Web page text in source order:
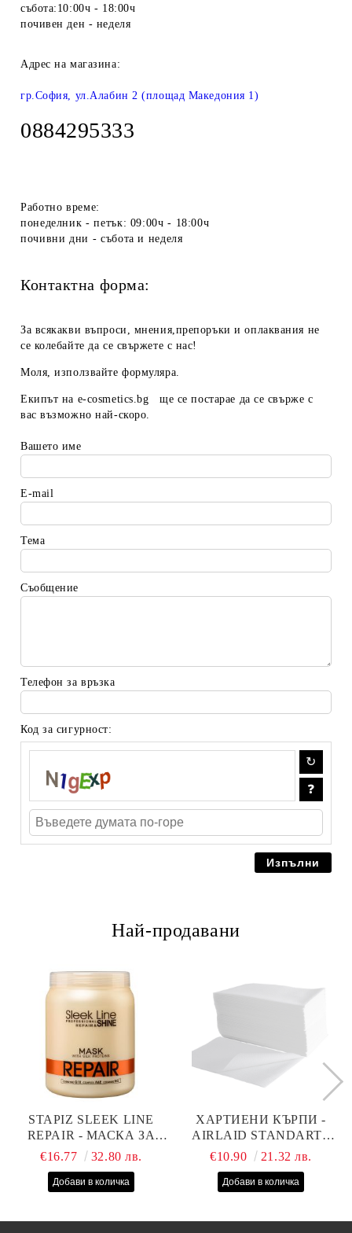
събота:10:00ч - 18:00ч
почивен ден - неделя
Адрес на магазина:
гр.София, ул.Алабин 2 (площад Македония 1)
0884295333
Работно време:
понеделник - петък: 09:00ч - 18:00ч
почивни дни - събота и неделя
Контактна форма:
За всякакви въпроси, мнения,препоръки и оплаквания не
се колебайте да се свържете с нас!
Моля, използвайте формуляра.
Екипът на e-cosmetics.bg
ще се постарае да се свърже с
вас възможно най-скоро.
Вашето име
E-mail
Тема
Съобщение
Телефон за връзка
Код за сигурност:
Най-продавани
STAPIZ SLEEK LINE
REPAIR - МАСКА ЗА
СУХИ, ИЗТОЩЕНИ И
КОПРИНЕНИ
€16.77 32.80 лв.
ХАРТИЕНИ КЪРПИ -
AIRLAID STANDART -
40СМ/70СМ - 100БР
€10.90 21.32 лв.